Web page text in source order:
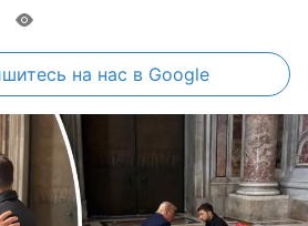
на нас в Google